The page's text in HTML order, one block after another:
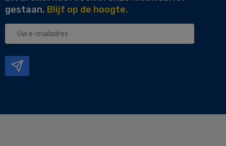
gestaan. Blijf op de hoogte.
Uw